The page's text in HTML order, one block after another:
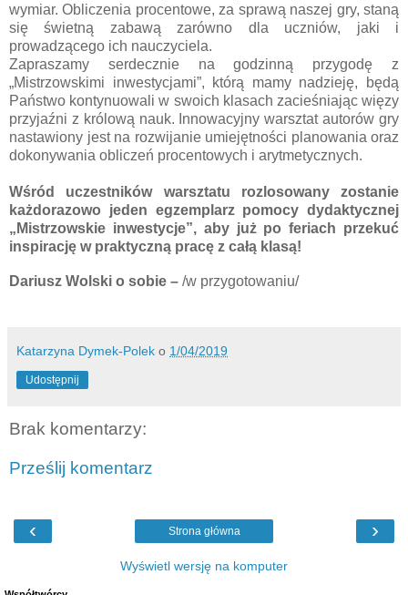
wymiar. Obliczenia procentowe, za sprawą naszej gry, staną
się świetną zabawą zarówno dla uczniów, jaki i
prowadzącego ich nauczyciela.
Zapraszamy serdecznie na godzinną przygodę z
„Mistrzowskimi inwestycjami”, którą mamy nadzieję, będą
Państwo kontynuowali w swoich klasach zacieśniając więzy
przyjaźni z królową nauk. Innowacyjny warsztat autorów gry
nastawiony jest na rozwijanie umiejętności planowania oraz
dokonywania obliczeń procentowych i arytmetycznych.
Wśród uczestników warsztatu rozlosowany zostanie
każdorazowo jeden egzemplarz pomocy dydaktycznej
„Mistrzowskie inwestycje”, aby już po feriach przekuć
inspirację w praktyczną pracę z całą klasą!
Dariusz Wolski o sobie – /w przygotowaniu/
Katarzyna Dymek-Polek o 1/04/2019
Udostępnij
Brak komentarzy:
Prześlij komentarz
‹ ›
Strona główna
Wyświetl wersję na komputer